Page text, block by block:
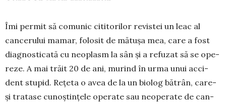
Îmi permit să comunic cititorilor revistei un leac al
cancerului mamar, folosit de mă­tușa mea, care a fost
diagnosticată cu neo­plasm la sân și a refuzat să se ope­
reze. A mai trăit 20 de ani, murind în urma unui acci­
dent stupid. Rețeta o avea de la un biolog bătrân, care-
și tratase cunoștințele operate sau neo­perate de can­